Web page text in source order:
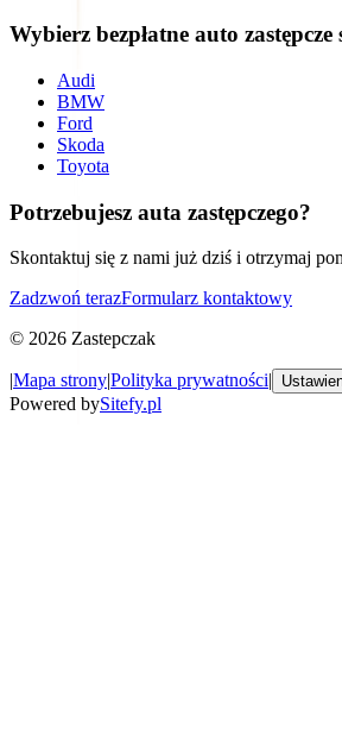
Wybierz bezpłatne auto
Audi
BMW
Ford
Skoda
Toyota
Potrzebujesz auta zastępczego?
Skontaktuj się z nami już dziś i otrzymaj
Zadzwoń terazFormularz kontaktowy
© 2026 Zastepczak
Mapa stronyPolityka prywatności
Powered bySitefy.pl